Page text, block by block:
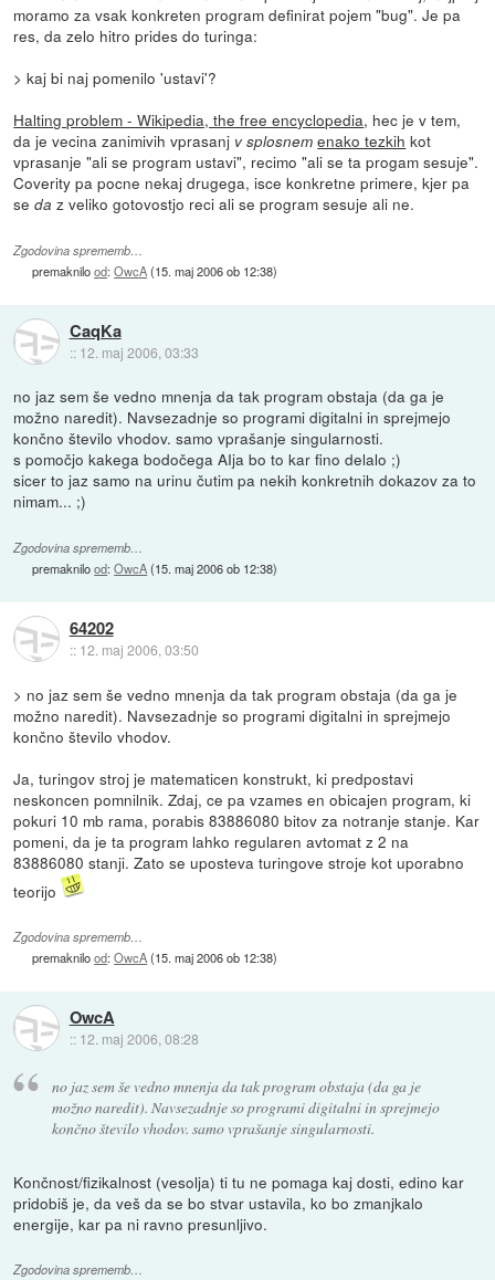
moramo za vsak konkreten program definirat pojem "bug". Je pa
res, da zelo hitro prides do turinga:
> kaj bi naj pomenilo 'ustavi'?
Halting problem - Wikipedia, the free encyclopedia, hec je v tem,
da je vecina zanimivih vprasanj v splosnem enako tezkih kot
vprasanje "ali se program ustavi", recimo "ali se ta progam sesuje".
Coverity pa pocne nekaj drugega, isce konkretne primere, kjer pa
seda z veliko gotovostjo reci ali se program sesuje ali ne.
Zgodovina sprememb…
premaknilood:OwcA(15. maj 2006 ob 12:38)
CaqKa
:: 12. maj 2006, 03:33
no jaz sem še vedno mnenja da tak program obstaja (da ga je
možno naredit). Navsezadnje so programi digitalni in sprejmejo
končno število vhodov. samo vprašanje singularnosti.
s pomočjo kakega bodočega AIja bo to kar fino delalo ;)
sicer to jaz samo na urinu čutim pa nekih konkretnih dokazov za to
nimam... ;)
Zgodovina sprememb…
premaknilood:OwcA(15. maj 2006 ob 12:38)
64202
:: 12. maj 2006, 03:50
> no jaz sem še vedno mnenja da tak program obstaja (da ga je
možno naredit). Navsezadnje so programi digitalni in sprejmejo
končno število vhodov.
Ja, turingov stroj je matematicen konstrukt, ki predpostavi
neskoncen pomnilnik. Zdaj, ce pa vzames en obicajen program, ki
pokuri 10 mb rama, porabis 83886080 bitov za notranje stanje. Kar
pomeni, da je ta program lahko regularen avtomat z 2 na
83886080 stanji. Zato se uposteva turingove stroje kot uporabno
teorijo
Zgodovina sprememb…
premaknilood:OwcA(15. maj 2006 ob 12:38)
OwcA
:: 12. maj 2006, 08:28
no jaz sem še vedno mnenja da tak program obstaja (da ga je
možno naredit). Navsezadnje so programi digitalni in sprejmejo
končno število vhodov. samo vprašanje singularnosti.
Končnost/fizikalnost (vesolja) ti tu ne pomaga kaj dosti, edino kar
pridobiš je, da veš da se bo stvar ustavila, ko bo zmanjkalo
energije, kar pa ni ravno presunljivo.
Zgodovina sprememb…